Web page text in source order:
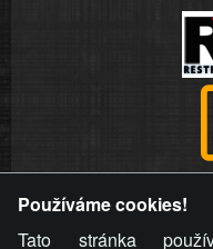
videa a komentáře.
stránky týče, ani osoba,
Používáme cookies!
Tato stránka